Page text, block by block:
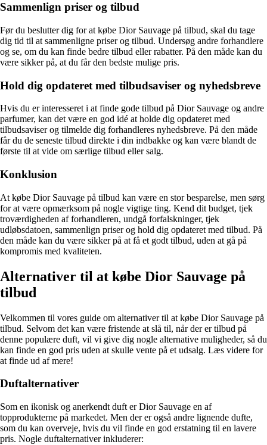
Sammenlign priser og tilbud
Før du beslutter dig for at købe Dior Sauvage på tilbud, skal du tage
dig tid til at sammenligne priser og tilbud. Undersøg andre forhandlere
og se, om du kan finde bedre tilbud eller rabatter. På den måde kan du
være sikker på, at du får den bedste mulige pris.
Hold dig opdateret med tilbudsaviser og nyhedsbreve
Hvis du er interesseret i at finde gode tilbud på Dior Sauvage og andre
parfumer, kan det være en god idé at holde dig opdateret med
tilbudsaviser og tilmelde dig forhandleres nyhedsbreve. På den måde
får du de seneste tilbud direkte i din indbakke og kan være blandt de
første til at vide om særlige tilbud eller salg.
Konklusion
At købe Dior Sauvage på tilbud kan være en stor besparelse, men sørg
for at være opmærksom på nogle vigtige ting. Kend dit budget, tjek
troværdigheden af forhandleren, undgå forfalskninger, tjek
udløbsdatoen, sammenlign priser og hold dig opdateret med tilbud. På
den måde kan du være sikker på at få et godt tilbud, uden at gå på
kompromis med kvaliteten.
Alternativer til at købe Dior Sauvage på
tilbud
Velkommen til vores guide om alternativer til at købe Dior Sauvage på
tilbud. Selvom det kan være fristende at slå til, når der er tilbud på
denne populære duft, vil vi give dig nogle alternative muligheder, så du
kan finde en god pris uden at skulle vente på et udsalg. Læs videre for
at finde ud af mere!
Duftalternativer
Som en ikonisk og anerkendt duft er Dior Sauvage en af
topprodukterne på markedet. Men der er også andre lignende dufte,
som du kan overveje, hvis du vil finde en god erstatning til en lavere
pris. Nogle duftalternativer inkluderer: